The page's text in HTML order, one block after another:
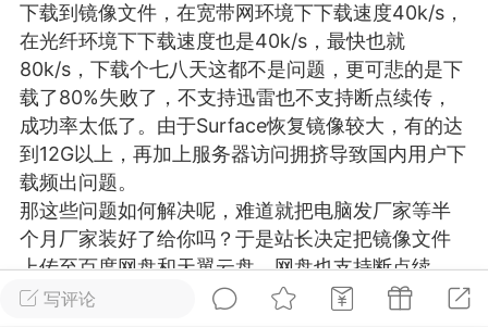
任务 排行 历史
网络
VIP 7
29 21:24
电脑端
Laptop Go 2镜像
网盘下载
Laptop Go 2 i5/8/128 – Windows
写评论
下载到镜像文件，在宽带网环境下下载速度40k/s，
在光纤环境下下载速度也是40k/s，最快也就
80k/s，下载个七八天这都不是问题，更可悲的是下
载了80%失败了，不支持迅雷也不支持断点续传，
成功率太低了。由于Surface恢复镜像较大，有的达
到12G以上，再加上服务器访问拥挤导致国内用户下
载频出问题。
那这些问题如何解决呢，难道就把电脑发厂家等半
个月厂家装好了给你吗？于是站长决定把镜像文件
上传至百度网盘和天翼云盘，网盘也支持断点续
传，这方便了不少网友，欢迎大家下载使用！ 站长